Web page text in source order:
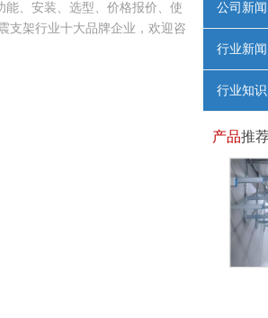
、安装、选型、价格报价、使
支架行业十大品牌企业，欢迎咨
公司新闻
行业新闻
行业知识
产品推